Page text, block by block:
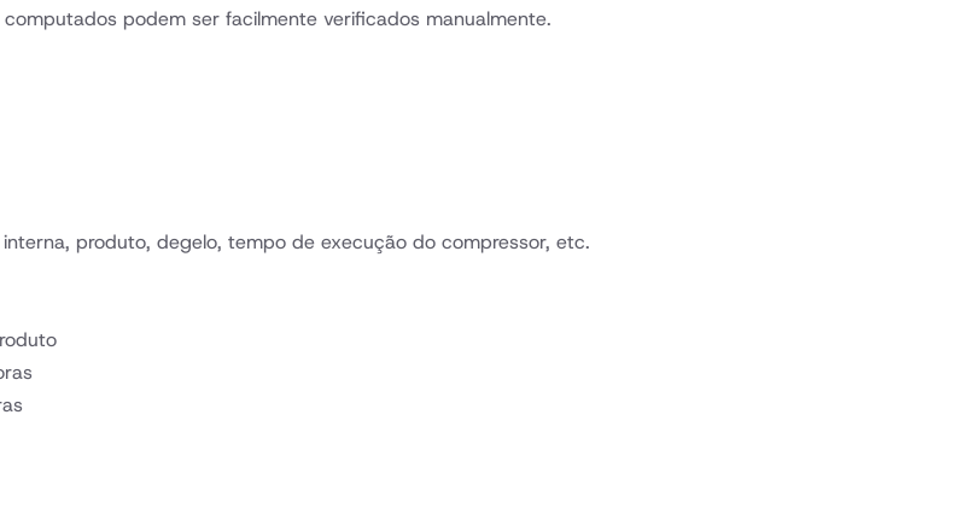
podem ser facilmente verificados manualmente.
produto, degelo, tempo de execução do compressor, etc.